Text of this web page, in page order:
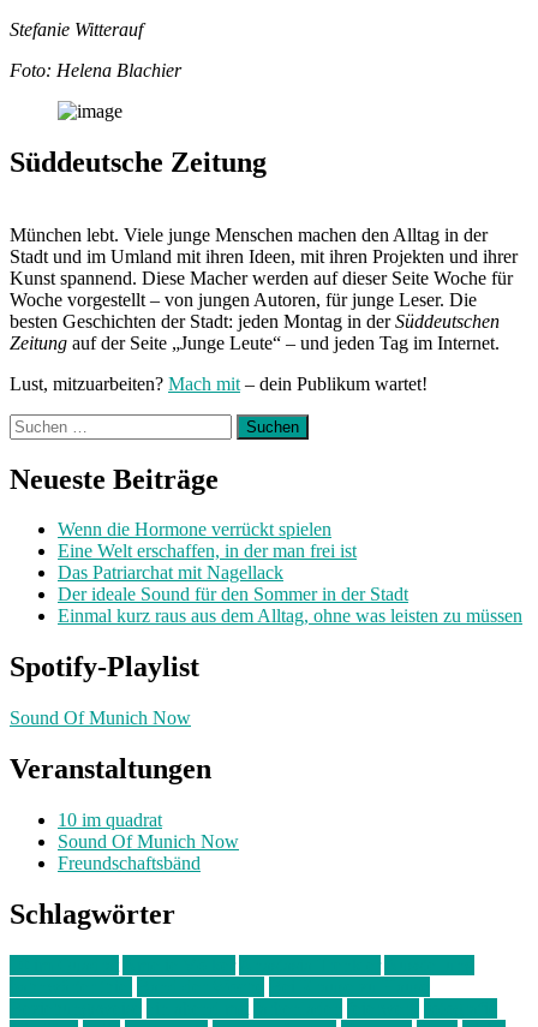
Stefanie Witterauf
Foto: Helena Blachier
Süddeutsche Zeitung
München lebt. Viele junge Menschen machen den Alltag in der
Stadt und im Umland mit ihren Ideen, mit ihren Projekten und ihrer
Kunst spannend. Diese Macher werden auf dieser Seite Woche für
Woche vorgestellt – von jungen Autoren, für junge Leser. Die
besten Geschichten der Stadt: jeden Montag in derSüddeutschen
Zeitung auf der Seite „Junge Leute“ – und jeden Tag im Internet.
Lust, mitzuarbeiten? Mach mit – dein Publikum wartet!
Suchen
nach:
Neueste Beiträge
Wenn die Hormone verrückt spielen
Eine Welt erschaffen, in der man frei ist
Das Patriarchat mit Nagellack
Der ideale Sound für den Sommer in der Stadt
Einmal kurz raus aus dem Alltag, ohne was leisten zu müssen
Spotify-Playlist
Sound Of Munich Now
Veranstaltungen
10 im quadrat
Sound Of Munich Now
Freundschaftsbänd
Schlagwörter